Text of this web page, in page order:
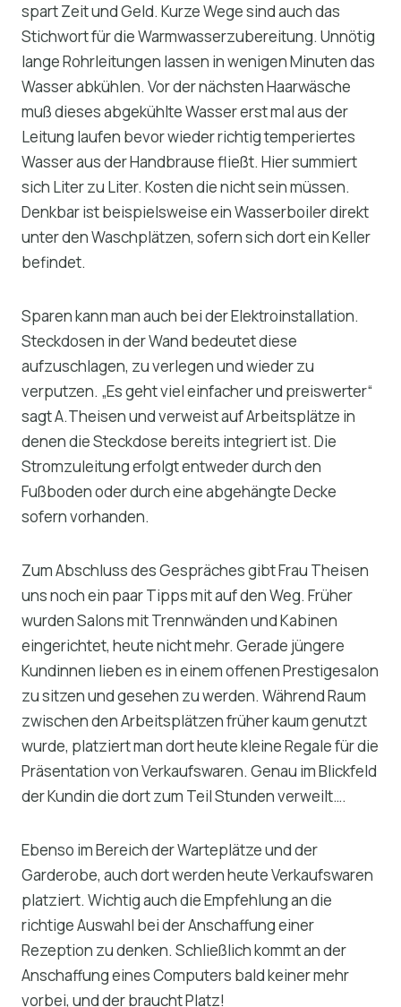
spart Zeit und Geld. Kurze Wege sind auch das
Stichwort für die Warmwasserzubereitung. Unnötig
lange Rohrleitungen lassen in wenigen Minuten das
Wasser abkühlen. Vor der nächsten Haarwäsche
muß dieses abgekühlte Wasser erst mal aus der
Leitung laufen bevor wieder richtig temperiertes
Wasser aus der Handbrause fließt. Hier summiert
sich Liter zu Liter. Kosten die nicht sein müssen.
Denkbar ist beispielsweise ein Wasserboiler direkt
unter den Waschplätzen, sofern sich dort ein Keller
befindet.
Sparen kann man auch bei der Elektroinstallation.
Steckdosen in der Wand bedeutet diese
aufzuschlagen, zu verlegen und wieder zu
verputzen. „Es geht viel einfacher und preiswerter“
sagt A.Theisen und verweist auf Arbeitsplätze in
denen die Steckdose bereits integriert ist. Die
Stromzuleitung erfolgt entweder durch den
Fußboden oder durch eine abgehängte Decke
sofern vorhanden.
Zum Abschluss des Gespräches gibt Frau Theisen
uns noch ein paar Tipps mit auf den Weg. Früher
wurden Salons mit Trennwänden und Kabinen
eingerichtet, heute nicht mehr. Gerade jüngere
Kundinnen lieben es in einem offenen Prestigesalon
zu sitzen und gesehen zu werden. Während Raum
zwischen den Arbeitsplätzen früher kaum genutzt
wurde, platziert man dort heute kleine Regale für die
Präsentation von Verkaufswaren. Genau im Blickfeld
der Kundin die dort zum Teil Stunden verweilt….
Ebenso im Bereich der Warteplätze und der
Garderobe, auch dort werden heute Verkaufswaren
platziert. Wichtig auch die Empfehlung an die
richtige Auswahl bei der Anschaffung einer
Rezeption zu denken. Schließlich kommt an der
Anschaffung eines Computers bald keiner mehr
vorbei, und der braucht Platz!